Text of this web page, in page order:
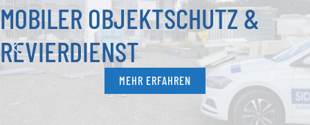
MOBILER OBJEKTSCHUTZ &
REVIERDIENST
MEHR ERFAHREN